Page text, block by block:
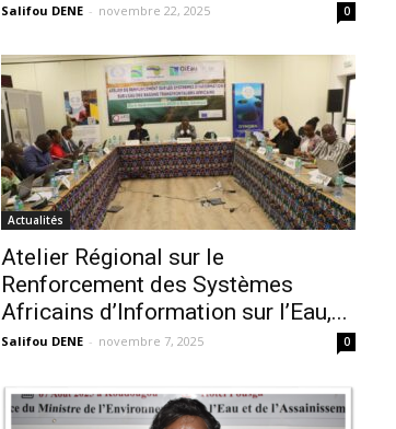
Salifou DENE - novembre 22, 2025 0
Actualités
Atelier Régional sur le
Renforcement des Systèmes
Africains d’Information sur l’Eau,...
Salifou DENE - novembre 7, 2025 0